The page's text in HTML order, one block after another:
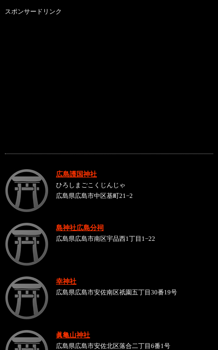
スポンサードリンク
広島護国神社
ひろしまごこくじんじゃ
広島県広島市中区基町21−2
島神社広島分祠
広島県広島市南区宇品西1丁目1−22
幸神社
広島県広島市安佐南区祇園五丁目30番19号
眞亀山神社
広島県広島市安佐北区落合二丁目6番1号